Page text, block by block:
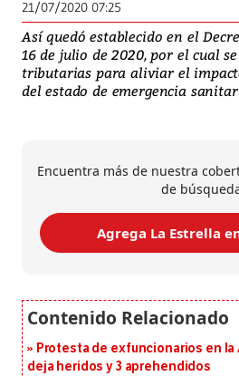
21/07/2020 07:25
Así quedó establecido en el
16 de julio de 2020, por el cual
tributarias para aliviar el
del estado de emergencia
Encuentra más de nuestra
de
Agrega La Estrella
Protesta de exfuncionarios en la
deja heridos y 3 aprehendidos